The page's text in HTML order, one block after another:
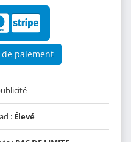
de paiement
: Élevé